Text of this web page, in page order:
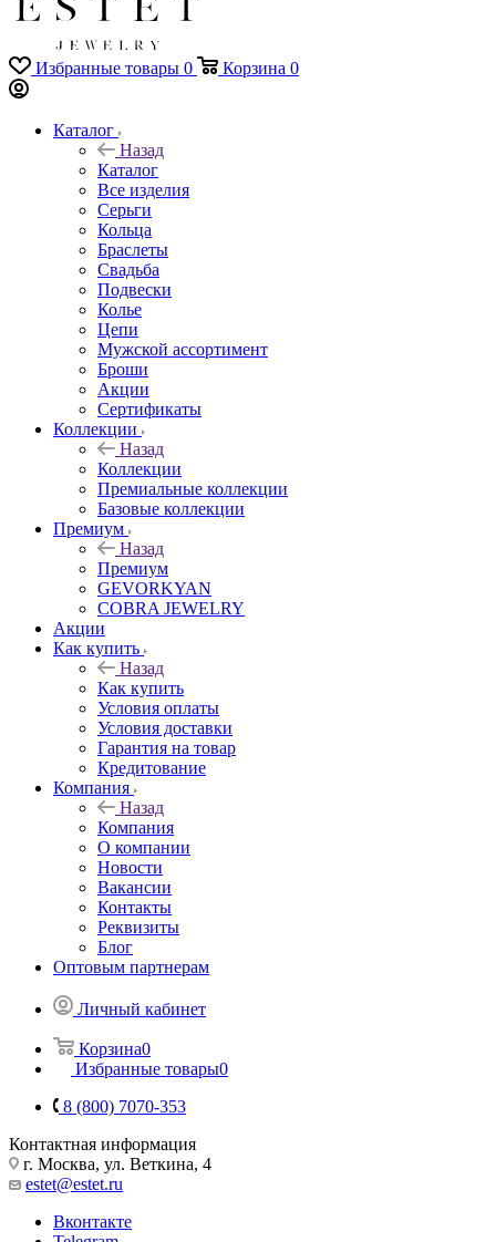
Избранные товары 0 Корзина 0
Каталог
Назад
Каталог
Все изделия
Серьги
Кольца
Браслеты
Свадьба
Подвески
Колье
Цепи
Мужской ассортимент
Броши
Акции
Сертификаты
Коллекции
Назад
Коллекции
Премиальные коллекции
Базовые коллекции
Премиум
Назад
Премиум
GEVORKYAN
COBRA JEWELRY
Акции
Как купить
Назад
Как купить
Условия оплаты
Условия доставки
Гарантия на товар
Кредитование
Компания
Назад
Компания
О компании
Новости
Вакансии
Контакты
Реквизиты
Блог
Оптовым партнерам
Личный кабинет
Корзина0
Избранные товары0
8 (800) 7070-353
Контактная информация
г. Москва, ул. Веткина, 4
estet@estet.ru
Вконтакте